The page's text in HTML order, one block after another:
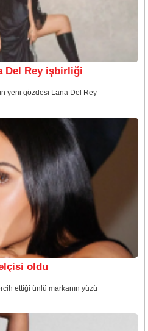
Del Rey işbirliği
yeni gözdesi Lana Del Rey
oldu
ettiği ünlü markanın yüzü